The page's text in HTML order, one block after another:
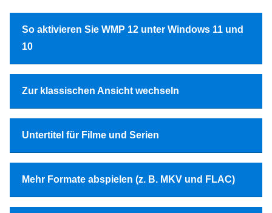
So aktivieren Sie WMP 12 unter Windows 11 und
10
Zur klassischen Ansicht wechseln
Untertitel für Filme und Serien
Mehr Formate abspielen (z. B. MKV und FLAC)